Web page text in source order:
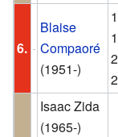
6.
Blaise
Compaoré
(1951-)
Isaac Zida
(1965-)